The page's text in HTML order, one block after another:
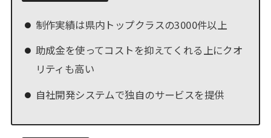
制作実績は県内トップクラスの3000件以上
助成金を使ってコストを抑えてくれる上にクオ
リティも高い
自社開発システムで独自のサービスを提供